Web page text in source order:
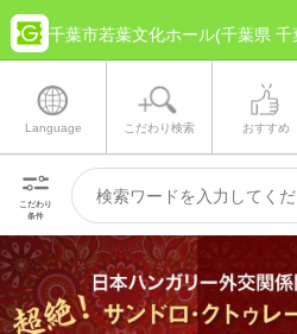
千葉市若葉文化ホール(千葉県
Language こだわり検索 おすすめ
こだわり
条件